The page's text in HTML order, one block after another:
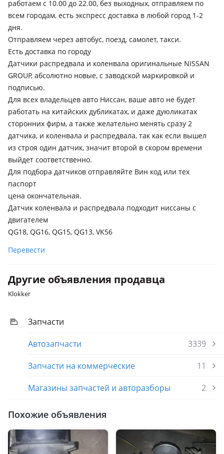
2005 - 2008 E11 (E11/NE11), 2008 - 2013 E11 рестайлинг
(E11/NE11), 2013 - 2016 E12, 2016 - 2020 E12 рестайлинг,
2020 - н.в. E13
Nissan Primera
1995 - 2002 P11 (P11/W11), 2001 - 2008 P12 (P12/W12)
Nissan Sentra
2000 - 2006 B15, 2006 - 2009 B16, 2012 - 2017 B17, 2015 - 2019
B17 (рестайлинг)
Nissan Tiida
2004 - 2008 C11, 2007 - 2014 C11 рестайлинг, 2015 - 2016 C13
Nissan Versa
2006 - 2012 1 поколение
Nissan Almera
1995 - 2000 N15, 2000 - 2003 N16, 2003 - 2006 N16
рестайлинг, 2012 - 2018 G15
работаем с 10.00 до 22.00, без выходных, отправляем по
всем городам, есть экспресс доставка в любой город 1-2
дня.
Отправляем через автобус, поезд, самолет, такси.
Есть доставка по городу
Датчики распредвала и коленвала оригинальные NISSAN
GROUP, абсолютно новые, с заводской маркировкой и
подписью.
Для всех владельцев авто Ниссан, ваше авто не будет
работать на китайских дубликатах, и даже дуюликатах
сторонних фирм, а также желательно менять сразу 2
датчика, и коленвала и распредвала, так как если вышел
из строя один датчик, значит второй в скором времени
выйдет соответственно.
Для подбора датчиков отправляйте Вин код или тех
паспорт
цена окончательная.
Датчик коленвала и распредвала подходит ниссаны с
двигателем
QG18, QG16, QG15, QG13, VK56
Перевести
Другие объявления продавца
Klokker
Запчасти
Автозапчасти
3339
Запчасти на коммерческие
11
Магазины запчастей и авторазборы
2
Похожие объявления